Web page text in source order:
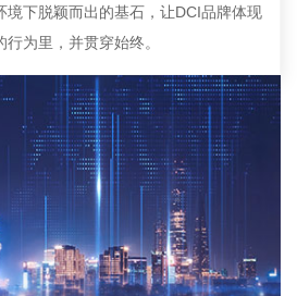
境下脱颖而出的基石，让DCI品牌体现
行为里，并贯穿始终。